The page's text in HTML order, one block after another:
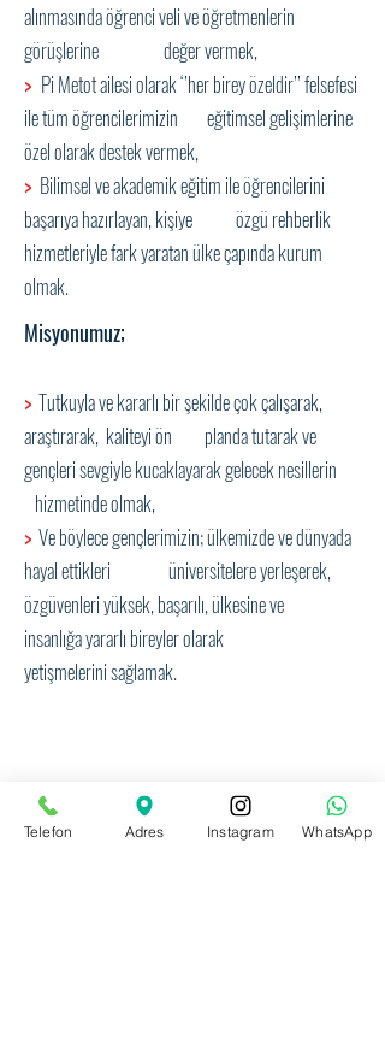
alınmasında öğrenci veli ve öğretmenlerin
görüşlerine değer vermek,
> Pi Metot ailesi olarak ‘’her birey özeldir’’ felsefesi
ile tüm öğrencilerimizin eğitimsel gelişimlerine
özel olarak destek vermek,
> Bilimsel ve akademik eğitim ile öğrencilerini
başarıya hazırlayan, kişiye özgü rehberlik
hizmetleriyle fark yaratan ülke çapında kurum
olmak.
Misyonumuz;
> Tutkuyla ve kararlı bir şekilde çok çalışarak,
araştırarak, kaliteyi ön planda tutarak ve
gençleri sevgiyle kucaklayarak gelecek nesillerin
hizmetinde olmak,
> Ve böylece gençlerimizin; ülkemizde ve dünyada
hayal ettikleri üniversitelere yerleşerek,
özgüvenleri yüksek, başarılı, ülkesine ve
insanlığa yararlı bireyler olarak
yetişmelerini sağlamak.
Öğrencilerimizi, kendilerine özel, doğru yöntemler ile
hayata, hayatın her alanında deneyim kazandırarak
Telefon Adres Instagram WhatsApp